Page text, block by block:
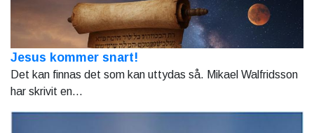
Jesus kommer snart!
Det kan finnas det som kan uttydas så. Mikael Walfridsson
har skrivit en...